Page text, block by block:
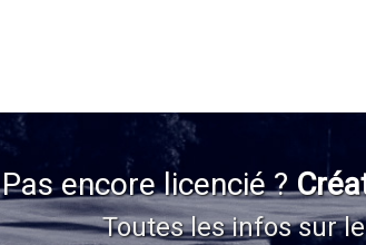
Pas encore licencié ?
Toutes les infos sur